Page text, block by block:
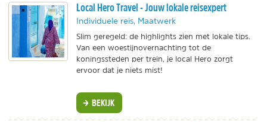
Local Hero Travel - Jouw lokale reisexpert
Individuele reis, Maatwerk
Slim geregeld: de highlights zien met lokale tips.
Van een woestijnovernachting tot de
koningssteden per trein, je local Hero zorgt
ervoor dat je niets mist!
BEKIJK